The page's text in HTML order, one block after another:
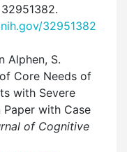
32951382
Alphen, S.
Core Needs of
with Severe
Paper with Case
of Cognitive